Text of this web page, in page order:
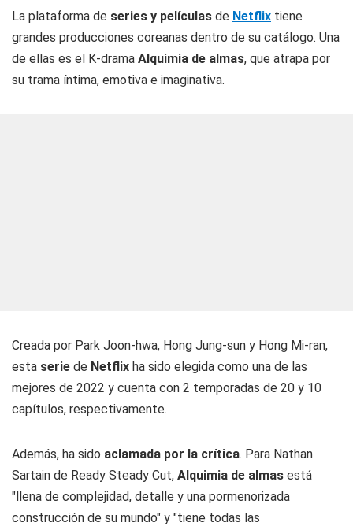
La plataforma de series y películas de Netflix tiene
grandes producciones coreanas dentro de su catálogo. Una
de ellas es el K-drama Alquimia de almas, que atrapa por
su trama íntima, emotiva e imaginativa.
Creada por Park Joon-hwa, Hong Jung-sun y Hong Mi-ran,
esta serie de Netflix ha sido elegida como una de las
mejores de 2022 y cuenta con 2 temporadas de 20 y 10
capítulos, respectivamente.
Además, ha sido aclamada por la crítica. Para Nathan
Sartain de Ready Steady Cut, Alquimia de almas está
"llena de complejidad, detalle y una pormenorizada
construcción de su mundo" y "tiene todas las